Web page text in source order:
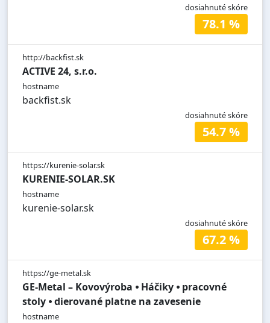
dosiahnuté skóre
78.1 %
http://backfist.sk
ACTIVE 24, s.r.o.
hostname
backfist.sk
dosiahnuté skóre
54.7 %
https://kurenie-solar.sk
KURENIE-SOLAR.SK
hostname
kurenie-solar.sk
dosiahnuté skóre
67.2 %
https://ge-metal.sk
GE-Metal – Kovovýroba ⦁ Háčiky ⦁ pracovné
stoly ⦁ dierované platne na zavesenie
hostname